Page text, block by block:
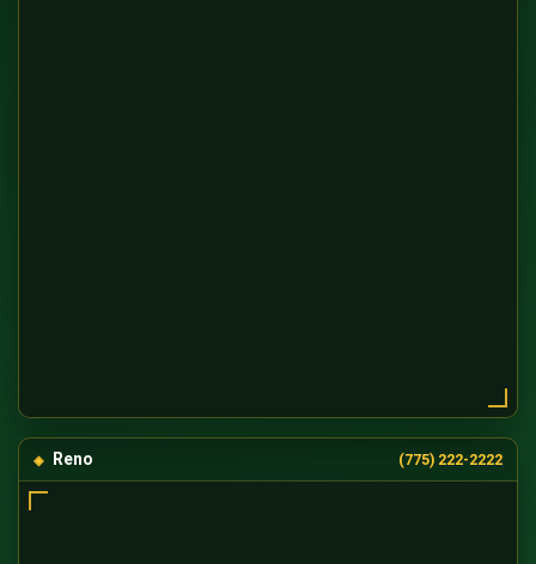
Reno (775) 222-2222